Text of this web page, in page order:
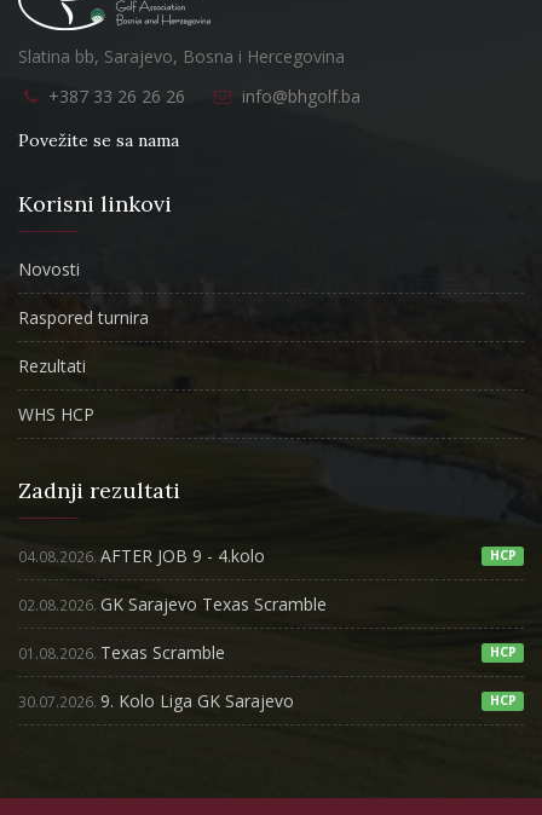
Slatina bb, Sarajevo, Bosna i Hercegovina
+387 33 26 26 26
info@bhgolf.ba
Povežite se sa nama
Korisni linkovi
Novosti
Raspored turnira
Rezultati
WHS HCP
Zadnji rezultati
04.08.2026. AFTER JOB 9 - 4.kolo HCP
02.08.2026. GK Sarajevo Texas Scramble
01.08.2026. Texas Scramble HCP
30.07.2026. 9. Kolo Liga GK Sarajevo HCP